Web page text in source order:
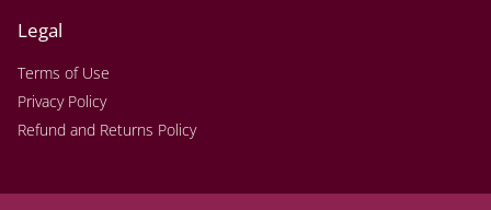
Legal
Terms of Use
Privacy Policy
Refund and Returns Policy